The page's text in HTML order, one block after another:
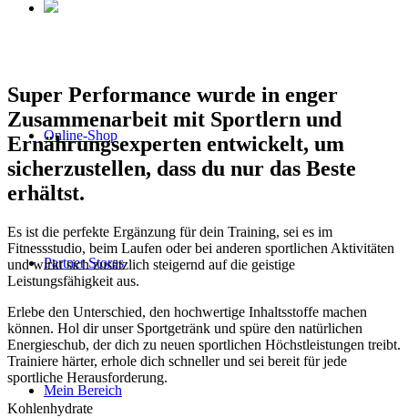
Online-Shop
Partner Stores
Mein Bereich
Super Performance wurde in enger
Zusammenarbeit mit Sportlern und
Ernährungsexperten entwickelt, um
sicherzustellen, dass du nur das Beste
erhältst.
Es ist die perfekte Ergänzung für dein Training, sei es im
Fitnessstudio, beim Laufen oder bei anderen sportlichen Aktivitäten
und wirkt sich zusätzlich steigernd auf die geistige
Leistungsfähigkeit aus.
Erlebe den Unterschied, den hochwertige Inhaltsstoffe machen
können. Hol dir unser Sportgetränk und spüre den natürlichen
Energieschub, der dich zu neuen sportlichen Höchstleistungen treibt.
Trainiere härter, erhole dich schneller und sei bereit für jede
sportliche Herausforderung.
Kohlenhydrate